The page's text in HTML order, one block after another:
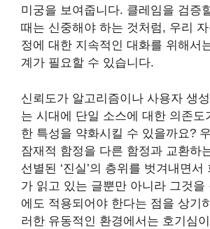
미궁을 보여줍니다. 클레임을 검증
때는 신중해야 하는 것처럼, 우리
정에 대한 지속적인 대화를 위해서
계가 필요할 수 있습니다.
신뢰도가 알고리즘이나 사용자 생
는 시대에 단일 소스에 대한 의존도
한 특성을 약화시킬 수 있을까요?
잠재적 함정을 다른 함정과 교환하
선별된 ‘진실’의 층위를 벗겨내면서
가 읽고 있는 글뿐만 아니라 그것을
에도 적용되어야 한다는 점을 상기
러한 유동적인 환경에서는 호기심